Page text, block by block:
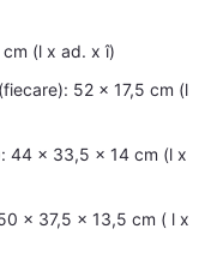
(l x ad. x î)
52 x 17,5 cm (l
44 x 33,5 x 14 cm (l x
x 37,5 x 13,5 cm ( l x